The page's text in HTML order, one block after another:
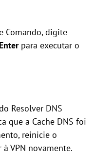
Comando, digite
Enterpara executar o
Resolver DNS
que a Cache DNS foi
reinicie o
VPN novamente.